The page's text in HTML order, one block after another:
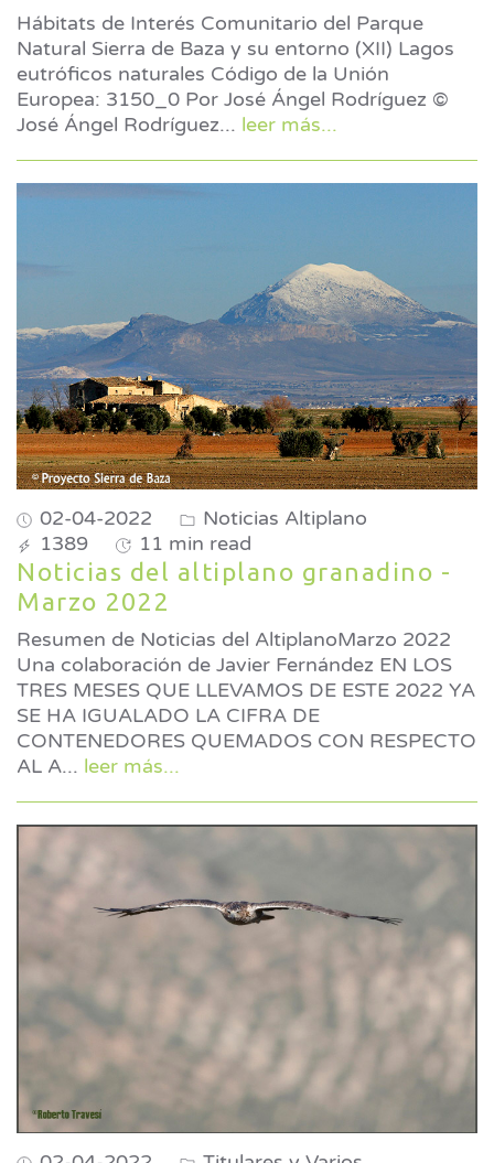
Hábitats de Interés Comunitario del Parque
Natural Sierra de Baza y su entorno (XII) Lagos
eutróficos naturales Código de la Unión
Europea: 3150_0 Por José Ángel Rodríguez ©
José Ángel Rodríguez... leer más...
02-04-2022
Noticias Altiplano
1389
11 min read
Noticias del altiplano granadino -
Marzo 2022
Resumen de Noticias del AltiplanoMarzo 2022
Una colaboración de Javier Fernández EN LOS
TRES MESES QUE LLEVAMOS DE ESTE 2022 YA
SE HA IGUALADO LA CIFRA DE
CONTENEDORES QUEMADOS CON RESPECTO
AL A... leer más...